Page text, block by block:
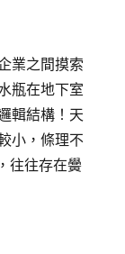
業之間摸索
瓶在地下室
輯結構！天
小，條理不
往往存在黌